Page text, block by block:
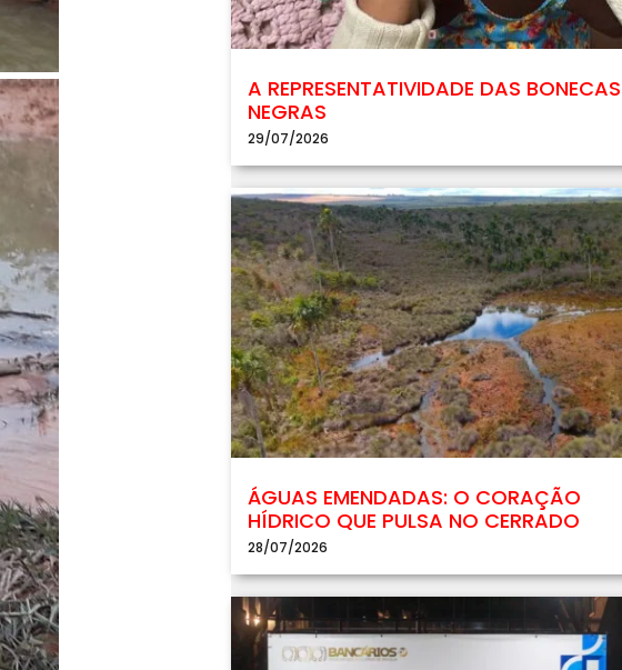
A REPRESENTATIVIDADE DAS BONECAS
NEGRAS
29/07/2026
ÁGUAS EMENDADAS: O CORAÇÃO
HÍDRICO QUE PULSA NO CERRADO
28/07/2026